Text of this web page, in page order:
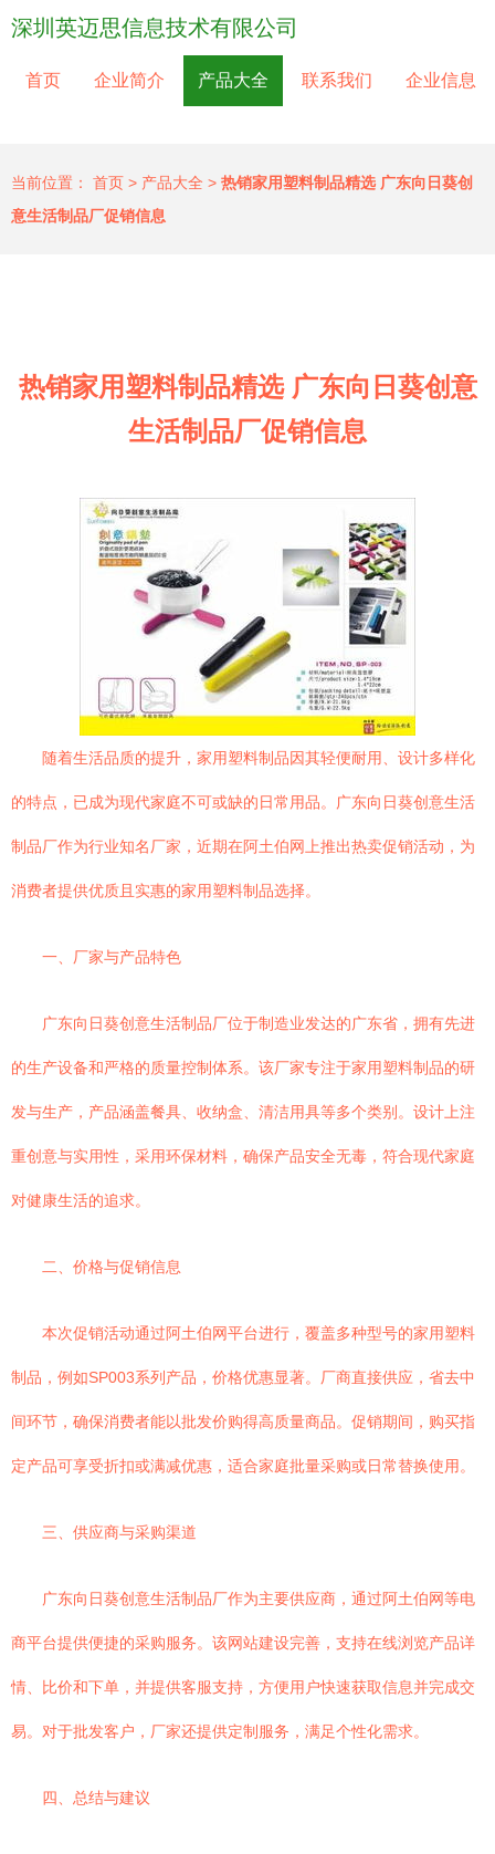
深圳英迈思信息技术有限公司
首页 企业简介 产品大全 联系我们 企业信息
当前位置： 首页 > 产品大全 > 热销家用塑料制品精选 广东向日葵创
意生活制品厂促销信息
热销家用塑料制品精选 广东向日葵创意
生活制品厂促销信息
随着生活品质的提升，家用塑料制品因其轻便耐用、设计多样化
的特点，已成为现代家庭不可或缺的日常用品。广东向日葵创意生活
制品厂作为行业知名厂家，近期在阿土伯网上推出热卖促销活动，为
消费者提供优质且实惠的家用塑料制品选择。
一、厂家与产品特色
广东向日葵创意生活制品厂位于制造业发达的广东省，拥有先进
的生产设备和严格的质量控制体系。该厂家专注于家用塑料制品的研
发与生产，产品涵盖餐具、收纳盒、清洁用具等多个类别。设计上注
重创意与实用性，采用环保材料，确保产品安全无毒，符合现代家庭
对健康生活的追求。
二、价格与促销信息
本次促销活动通过阿土伯网平台进行，覆盖多种型号的家用塑料
制品，例如SP003系列产品，价格优惠显著。厂商直接供应，省去中
间环节，确保消费者能以批发价购得高质量商品。促销期间，购买指
定产品可享受折扣或满减优惠，适合家庭批量采购或日常替换使用。
三、供应商与采购渠道
广东向日葵创意生活制品厂作为主要供应商，通过阿土伯网等电
商平台提供便捷的采购服务。该网站建设完善，支持在线浏览产品详
情、比价和下单，并提供客服支持，方便用户快速获取信息并完成交
易。对于批发客户，厂家还提供定制服务，满足个性化需求。
四、总结与建议